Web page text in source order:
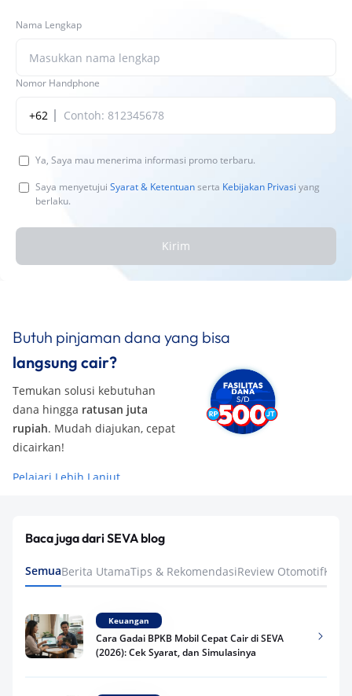
Nama Lengkap
Nomor Handphone
+62
Ya, Saya mau menerima informasi promo terbaru.
Saya menyetujui Syarat & Ketentuanserta Kebijakan Privasi yang
berlaku.
Kirim
Butuh pinjaman dana yang bisa
langsung cair?
Temukan solusi kebutuhan
dana hingga ratusan juta
rupiah. Mudah diajukan, cepat
dicairkan!
Pelajari Lebih Lanjut
Baca juga dari SEVA blog
SemuaBerita UtamaTips & RekomendasiReview Otomotif
Keuangan
Cara Gadai BPKB Mobil Cepat Cair di SEVA
(2026): Cek Syarat, dan Simulasinya